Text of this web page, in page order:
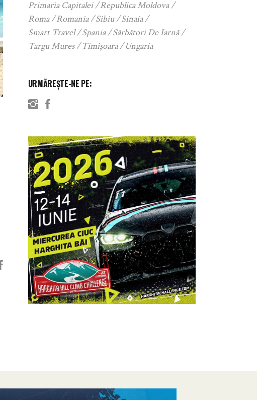
Primaria Capitalei
Republica Moldova
Roma
Romania Sibiu
Sinaia
Smart Travel
Spania
Sărbători De Iarnă
Targu Mures
Timișoara Ungaria
URMĂREȘTE-NE PE: